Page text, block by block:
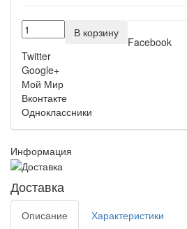
В корзину
Facebook
Twitter
Google+
Мой Мир
Вконтакте
Одноклассники
Информация
Доставка
Описание Характеристики